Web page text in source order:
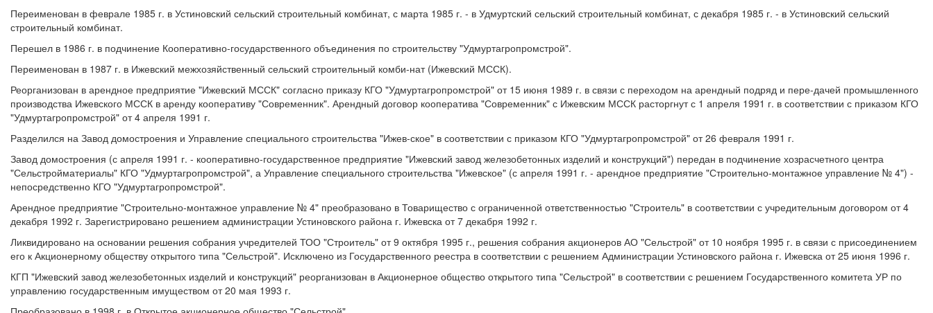
Переименован в феврале 1985 г. в Устиновский сельский строительный комбинат, с марта 1985 г. - в Удмуртский сельский строительный комбинат, с декабря 1985 г. - в Устиновский сельский
строительный комбинат.
Перешел в 1986 г. в подчинение Кооперативно-государственного объединения по строительству "Удмуртагропромстрой".
Переименован в 1987 г. в Ижевский межхозяйственный сельский строительный комби-нат (Ижевский МССК).
Реорганизован в арендное предприятие "Ижевский МССК" согласно приказу КГО "Удмуртагропромстрой" от 15 июня 1989 г. в связи с переходом на арендный подряд и пере-дачей промышленного
производства Ижевского МССК в аренду кооперативу "Современник". Арендный договор кооператива "Современник" с Ижевским МССК расторгнут с 1 апреля 1991 г. в соответствии с приказом КГО
"Удмуртагропромстрой" от 4 апреля 1991 г.
Разделился на Завод домостроения и Управление специального строительства "Ижев-ское" в соответствии с приказом КГО "Удмуртагропромстрой" от 26 февраля 1991 г.
Завод домостроения (с апреля 1991 г. - кооперативно-государственное предприятие "Ижевский завод железобетонных изделий и конструкций") передан в подчинение хозрасчетного центра
"Сельстройматериалы" КГО "Удмуртагропромстрой", а Управление специального строительства "Ижевское" (с апреля 1991 г. - арендное предприятие "Строительно-монтажное управление № 4") -
непосредственно КГО "Удмуртагропромстрой".
Арендное предприятие "Строительно-монтажное управление № 4" преобразовано в Товарищество с ограниченной ответственностью "Строитель" в соответствии с учредительным договором от 4
декабря 1992 г. Зарегистрировано решением администрации Устиновского района г. Ижевска от 7 декабря 1992 г.
Ликвидировано на основании решения собрания учредителей ТОО "Строитель" от 9 октября 1995 г., решения собрания акционеров АО "Сельстрой" от 10 ноября 1995 г. в связи с присоединением
его к Акционерному обществу открытого типа "Сельстрой". Исключено из Государственного реестра в соответствии с решением Администрации Устиновского района г. Ижевска от 25 июня 1996 г.
КГП "Ижевский завод железобетонных изделий и конструкций" реорганизован в Акционерное общество открытого типа "Сельстрой" в соответствии с решением Государственного комитета УР по
управлению государственным имуществом от 20 мая 1993 г.